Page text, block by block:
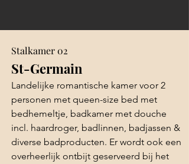
Stalkamer 02
St-Germain
Landelijke romantische kamer voor 2
personen met queen-size bed met
bedhemeltje, badkamer met douche
incl. haardroger, badlinnen, badjassen &
diverse badproducten. Er wordt ook een
overheerlijk ontbijt geserveerd bij het